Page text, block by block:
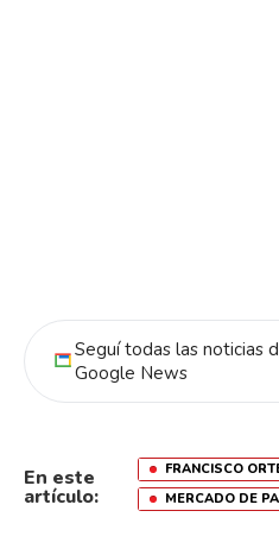
Seguí todas las noticias
Google News
En este
artículo:
FRANCISCO
MERCADO DE